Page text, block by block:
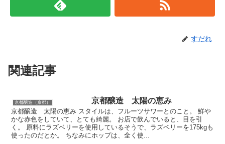
すだれ
関連記事
京都醸造（京都） 京都醸造 太陽の恵み
京都醸造 太陽の恵み スタイルは、フルーツサワーとのこと。 鮮や
かな赤色をしていて、とても綺麗。 お店で飲んでいると、目を引
く。 原料にラズベリーを使用しているそうで、ラズベリーを175kgも
使ったのだとか。 ちなみにホップは、全く使...